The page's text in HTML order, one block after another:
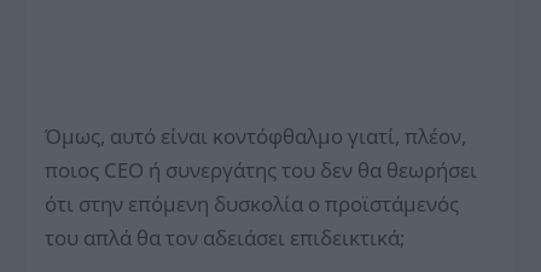
Όμως, αυτό είναι κοντόφθαλμο γιατί, πλέον,
ποιος CEO ή συνεργάτης του δεν θα θεωρήσει
ότι στην επόμενη δυσκολία ο προϊστάμενός
του απλά θα τον αδειάσει επιδεικτικά;